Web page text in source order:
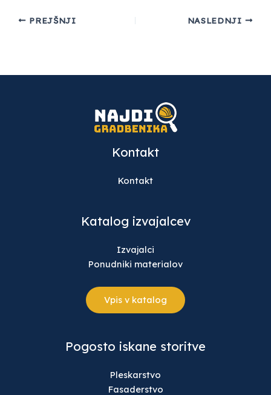
PREJŠNJI NASLEDNJI
Kontakt
Kontakt
Katalog izvajalcev
Izvajalci
Ponudniki materialov
Vpis v katalog
Pogosto iskane storitve
Pleskarstvo
Fasaderstvo